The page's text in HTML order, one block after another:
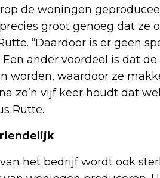
de woningen
groot genoeg dat ze
“Daardoor is er geen
Een ander voordeel is dat
worden, waardoor ze
zo’n vijf keer houdt dat
Rutte.
het bedrijf wordt ook